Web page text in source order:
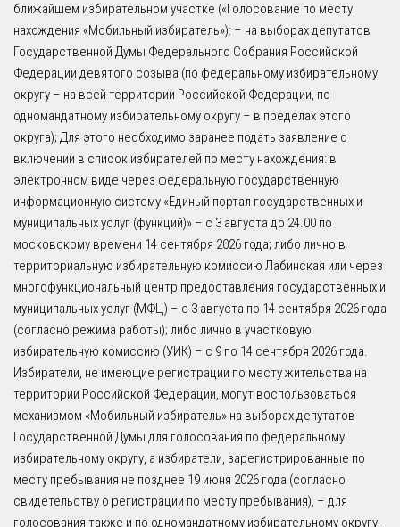
ближайшем избирательном участке («Голосование по месту
нахождения «Мобильный избиратель»): – на выборах депутатов
Государственной Думы Федерального Собрания Российской
Федерации девятого созыва (по федеральному избирательному
округу – на всей территории Российской Федерации, по
одномандатному избирательному округу – в пределах этого
округа); Для этого необходимо заранее подать заявление о
включении в список избирателей по месту нахождения: в
электронном виде через федеральную государственную
информационную систему «Единый портал государственных и
муниципальных услуг (функций)» – с 3 августа до 24.00 по
московскому времени 14 сентября 2026 года; либо лично в
территориальную избирательную комиссию Лабинская или через
многофункциональный центр предоставления государственных и
муниципальных услуг (МФЦ) – с 3 августа по 14 сентября 2026 года
(согласно режима работы); либо лично в участковую
избирательную комиссию (УИК) – с 9 по 14 сентября 2026 года.
Избиратели, не имеющие регистрации по месту жительства на
территории Российской Федерации, могут воспользоваться
механизмом «Мобильный избиратель» на выборах депутатов
Государственной Думы для голосования по федеральному
избирательному округу, а избиратели, зарегистрированные по
месту пребывания не позднее 19 июня 2026 года (согласно
свидетельству о регистрации по месту пребывания), – для
голосования также и по одномандатному избирательному округу,